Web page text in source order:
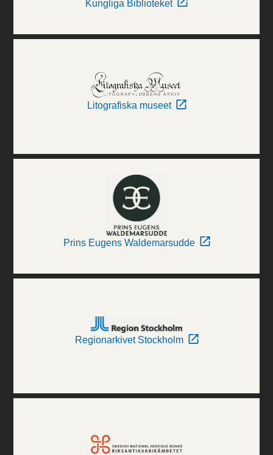
Kungliga Biblioteket
Litografiska museet
Prins Eugens Waldemarsudde
Regionarkivet Stockholm